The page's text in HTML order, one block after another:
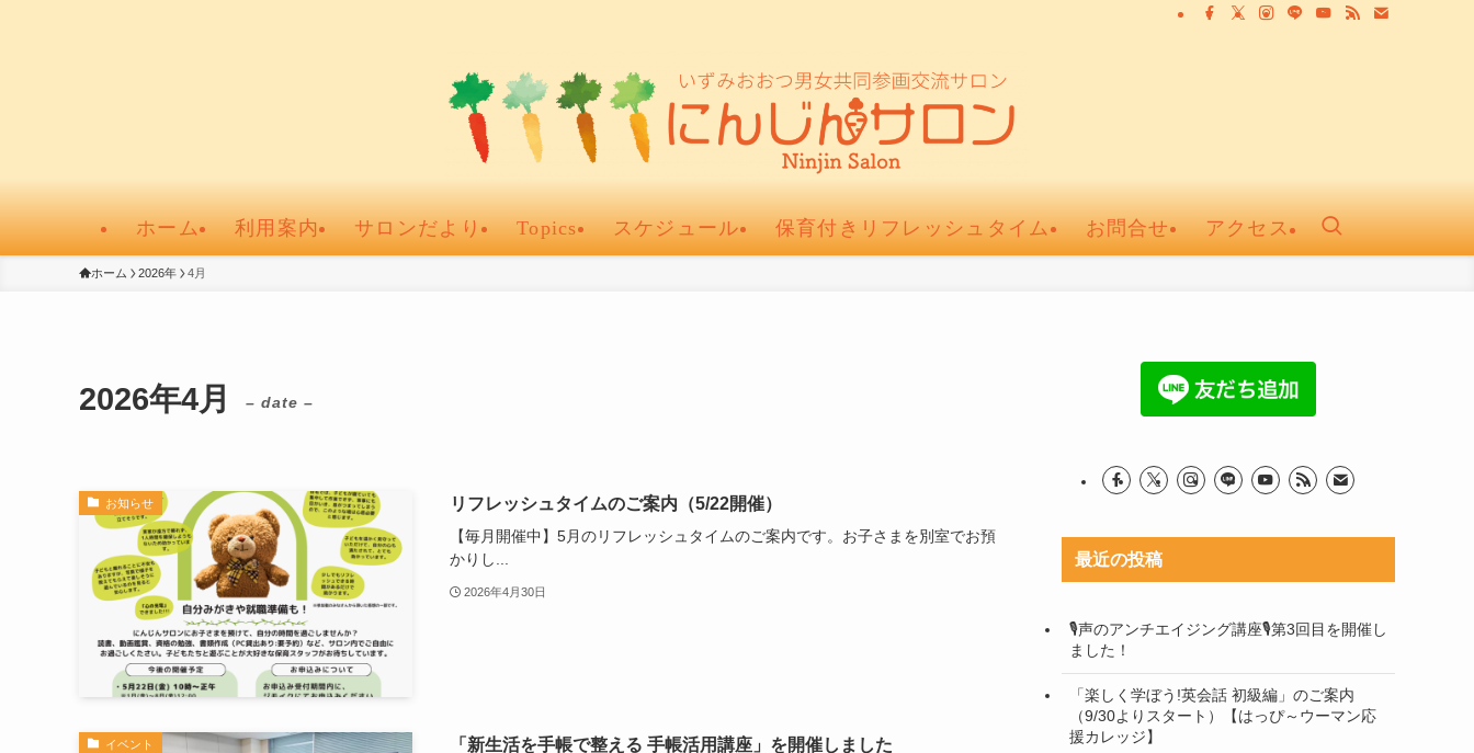
ホーム 利用案内 サロンだより Topics スケジュール 保育付きリフレッシュタイム お問合せ アクセス
ホーム 2026年 4月
2026年4月 – date –
お知らせ リフレッシュタイムのご案内（5/22開催）
【毎月開催中】5月のリフレッシュタイムのご案内です。お子さまを別室でお預
かりし...
2026年4月30日
イベント 「新生活を手帳で整える 手帳活用講座」を開催しました
最近の投稿
🎙声のアンチエイジング講座🎙第3回目を開催し
ました！
「楽しく学ぼう!英会話 初級編」のご案内
（9/30よりスタート）【はっぴ～ウーマン応
援カレッジ】